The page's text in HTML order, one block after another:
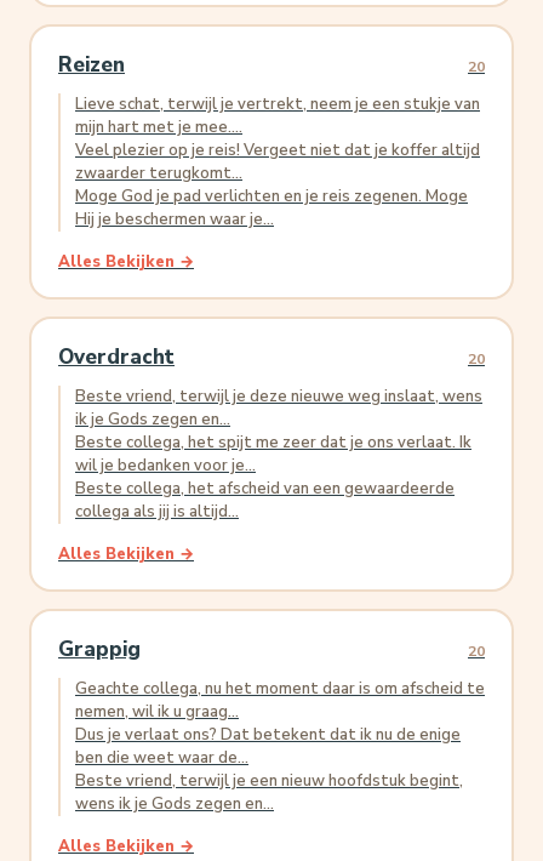
Reizen 20
Lieve schat, terwijl je vertrekt, neem je een stukje van
mijn hart met je mee....
Veel plezier op je reis! Vergeet niet dat je koffer altijd
zwaarder terugkomt...
Moge God je pad verlichten en je reis zegenen. Moge
Hij je beschermen waar je...
Alles Bekijken →
Overdracht 20
Beste vriend, terwijl je deze nieuwe weg inslaat, wens
ik je Gods zegen en...
Beste collega, het spijt me zeer dat je ons verlaat. Ik
wil je bedanken voor je...
Beste collega, het afscheid van een gewaardeerde
collega als jij is altijd...
Alles Bekijken →
Grappig 20
Geachte collega, nu het moment daar is om afscheid te
nemen, wil ik u graag...
Dus je verlaat ons? Dat betekent dat ik nu de enige
ben die weet waar de...
Beste vriend, terwijl je een nieuw hoofdstuk begint,
wens ik je Gods zegen en...
Alles Bekijken →